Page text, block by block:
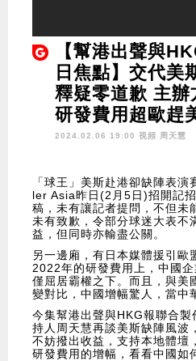
【幫港出聲與
日焦點】交代美
釋疑零道歉 主
研發費用超歐趕
2024.02.06 19:00 視頻 周天慧
「球王」美斯赴港卻缺陣表
ler Asia昨日(2月5日)招開記
稿，未有讓記者提問，不但未
未有致歉，令部分球迷大表不
益，但同時亦輸盡公關。
另一邊廂，有日本媒體援引歐
2022年的研發費用上，中國企
僅屈居霸權之下。而且，與美
變對比，中國增幅驚人，當中
今集幫港出聲與HKG報聯合製
持人周天慧再談美斯缺陣風波
不妨撥出收益，支持本地體壇
研發費用的增幅，看看中國如